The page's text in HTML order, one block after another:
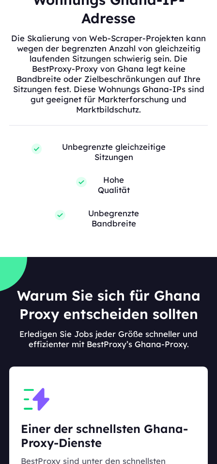
Adresse
Die Skalierung von Web-Scraper-Projekten kann
wegen der begrenzten Anzahl von gleichzeitig
laufenden Sitzungen schwierig sein. Die
BestProxy-Proxy von Ghana legt keine
Bandbreite oder Zielbeschränkungen auf Ihre
Sitzungen fest. Diese Wohnungs Ghana-IPs sind
gut geeignet für Markterforschung und
Marktbildschutz.
Unbegrenzte gleichzeitige
Sitzungen
Hohe
Qualität
Unbegrenzte
Bandbreite
Warum Sie sich für Ghana
Proxy entscheiden sollten
Erledigen Sie Jobs jeder Größe schneller und
effizienter mit BestProxy’s Ghana-Proxy.
Einer der schnellsten Ghana-
Proxy-Dienste
BestProxy sind unter den schnellsten